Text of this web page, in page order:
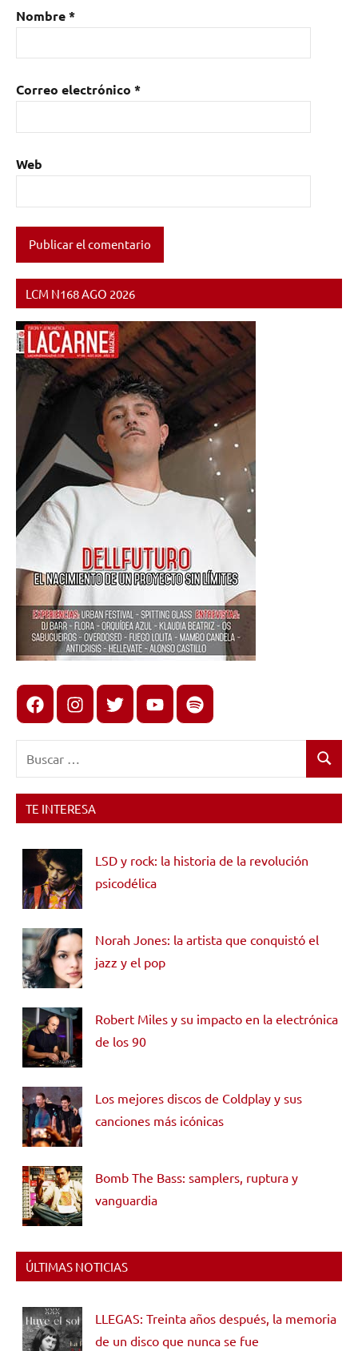
Nombre*
Correo electrónico *
Web
LCM N168 AGO 2026
FacebookInstagram
X youtubespotify
Buscar
TE INTERESA
LSD y rock: la historia de la revolución
psicodélica
Norah Jones: la artista que conquistó el
jazz y el pop
Robert Miles y su impacto en la electrónica
de los 90
Los mejores discos de Coldplay y sus
canciones más icónicas
Bomb The Bass: samplers, ruptura y
vanguardia
ÚLTIMAS NOTICIAS
LLEGAS: Treinta años después, la memoria
de un disco que nunca se fue